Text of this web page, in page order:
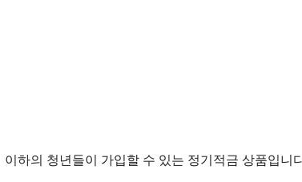
하의 청년들이 가입할 수 있는 정기적금 상품입니